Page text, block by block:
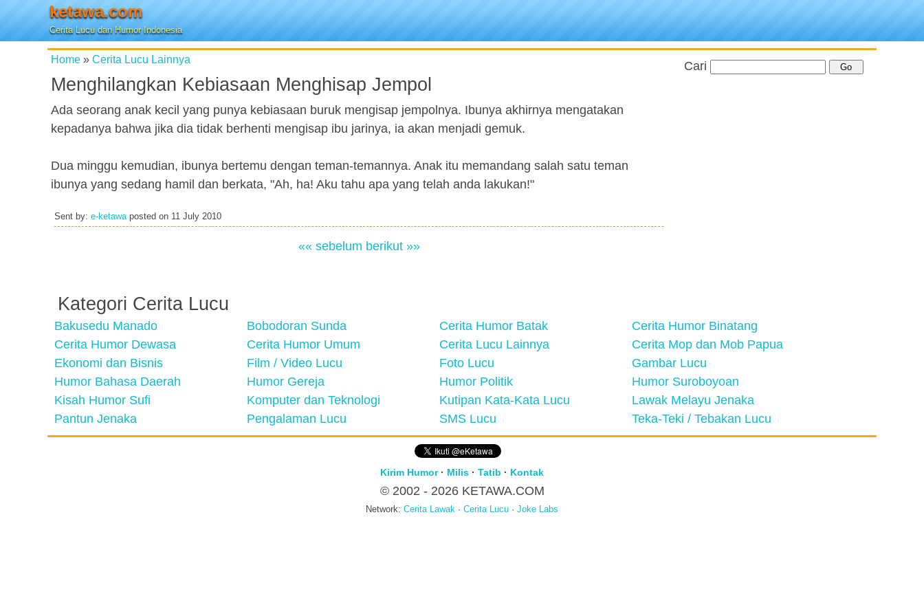
ketawa.com
Cerita Lucu dan Humor Indonesia
Home » Cerita Lucu Lainnya
Menghilangkan Kebiasaan Menghisap Jempol
Ada seorang anak kecil yang punya kebiasaan buruk mengisap jempolnya. Ibunya akhirnya mengatakan
kepadanya bahwa jika dia tidak berhenti mengisap ibu jarinya, ia akan menjadi gemuk.
Dua minggu kemudian, ibunya bertemu dengan teman-temannya. Anak itu memandang salah satu teman
ibunya yang sedang hamil dan berkata, "Ah, ha! Aku tahu apa yang telah anda lakukan!"
Sent by: e-ketawaposted on 11 July 2010
«« sebelum berikut »»
Cari
Kategori Cerita Lucu
Bakusedu Manado Bobodoran Sunda Cerita Humor Batak
Cerita Humor Binatang
Cerita Humor Dewasa
Cerita Humor Umum Cerita Lucu Lainnya
Cerita Mop dan Mob Papua
Ekonomi dan Bisnis
Film / Video Lucu Foto Lucu
Gambar Lucu
Humor Bahasa Daerah
Humor Gereja Humor Politik
Humor Suroboyoan
Kisah Humor Sufi
Komputer dan Teknologi Kutipan Kata-Kata Lucu
Lawak Melayu Jenaka
Pantun Jenaka
Pengalaman Lucu SMS Lucu Teka-Teki / Tebakan Lucu
Kirim Humor· Milis · Tatib · Kontak
© 2002 - 2026 KETAWA.COM
Network: Cerita Lawak · Cerita Lucu · Joke Labs